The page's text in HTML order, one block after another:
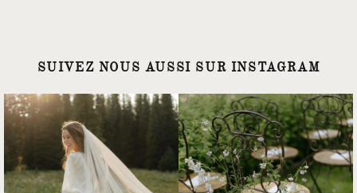
SUIVEZ NOUS AUSSI SUR INSTAGRAM